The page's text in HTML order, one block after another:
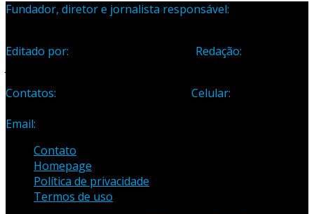
Fundador, diretor e jornalista responsável:
Editado por:
Redação:
Contatos:
Celular:
Email:
Contato
Homepage
Política de privacidade
Termos de uso